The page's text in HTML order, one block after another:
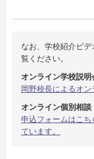
なお、学校紹介ビ
覧ください。
オンライン学校説明
岡野校長によるオン
オンライン個別相
申込フォームはこ
ています。